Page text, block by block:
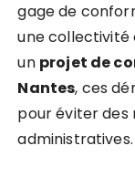
gage de
une collectivité
un projet de
Nantes, ces
pour éviter des